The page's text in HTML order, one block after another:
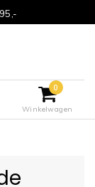
0
Winkelwagen